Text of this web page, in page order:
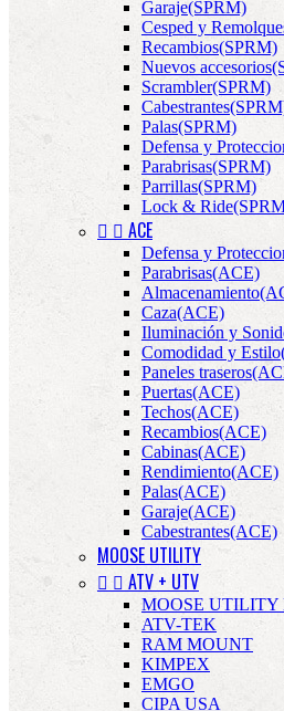
Garaje(SPRM)
Cesped y
Recambios(SPRM)
Nuevos
Scrambler(SPRM)
Palas(SPRM)
Defensa y
Parabrisas(SPRM)
Parrillas(SPRM)
Lock &
  ACE
Defensa y
Parabrisas(ACE)
Caza(ACE)
Iluminación y
Comodidad y
Paneles
Puertas(ACE)
Techos(ACE)
Recambios(ACE)
Cabinas(ACE)
Rendimiento(ACE)
Palas(ACE)
Garaje(ACE)
Cabestrantes(ACE)
MOOSE UTILITY
  ATV + UTV
MOOSE UTILITY
ATV-TEK
RAM MOUNT
KIMPEX
EMGO
CIPA USA